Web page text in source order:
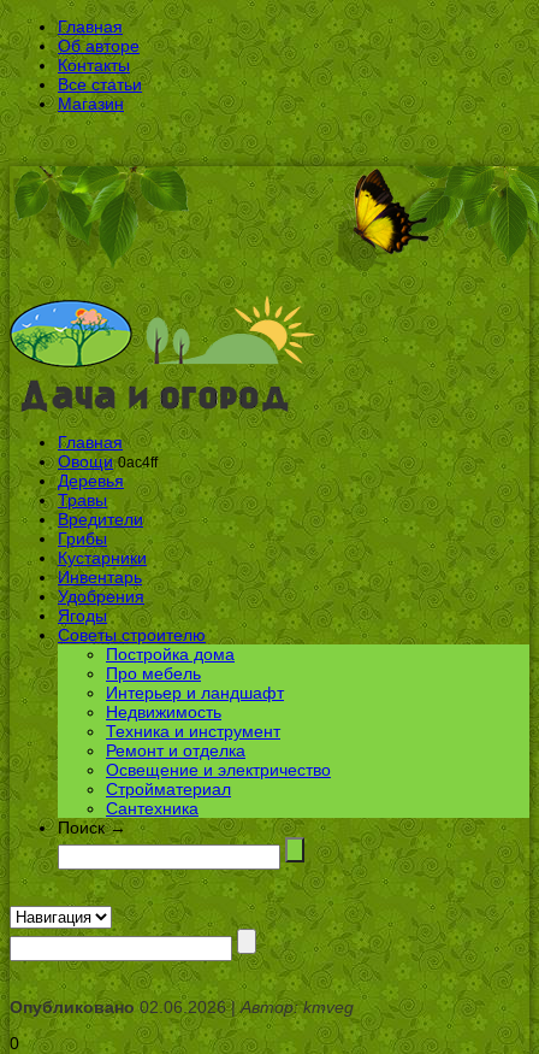
Главная
Об авторе
Контакты
Все статьи
Магазин
Главная
Овощи 0ac4ff
Деревья
Травы
Вредители
Грибы
Кустарники
Инвентарь
Удобрения
Ягоды
Советы строителю
Постройка дома
Про мебель
Интерьер и ландшафт
Недвижимость
Техника и инструмент
Ремонт и отделка
Освещение и электричество
Стройматериал
Сантехника
Поиск →
Опубликовано02.06.2026 |Автор: kmveg
0